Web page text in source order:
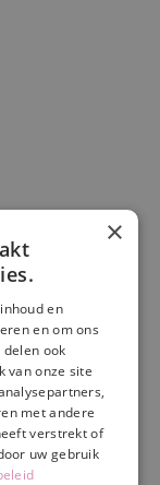
korting
×
en
en om ons
ook
van onze site
met andere
verstrekt of
uw gebruik